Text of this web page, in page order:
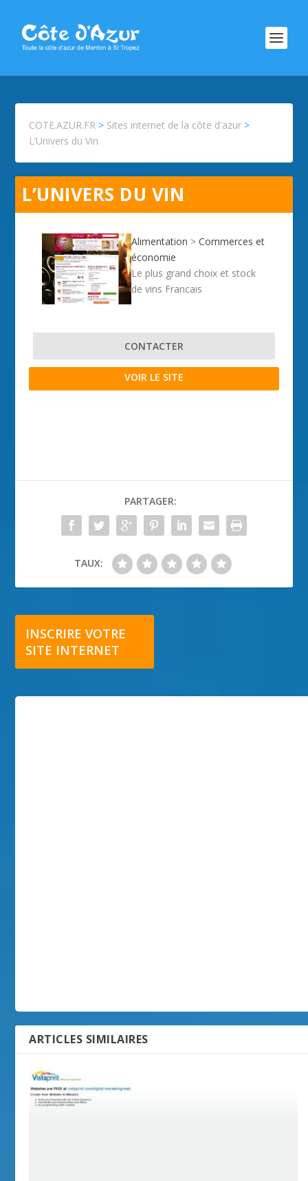
COTE.AZUR.FR > Sites internet de la côte d'azur >
L’Univers du Vin
L’UNIVERS DU VIN
Alimentation >Commerces et
économie
Le plus grand choix et stock
de vins Francais
CONTACTER
VOIR LE SITE
PARTAGER:
TAUX:
INSCRIRE VOTRE
SITE INTERNET
ARTICLES SIMILAIRES